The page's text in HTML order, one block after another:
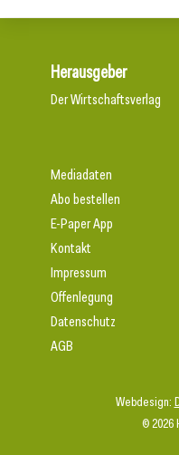
Herausgeber
Der Wirtschaftsverlag
© 2026
Webdesign:
Mediadaten
Abo bestellen
E-Paper App
Kontakt
Impressum
Offenlegung
Datenschutz
AGB